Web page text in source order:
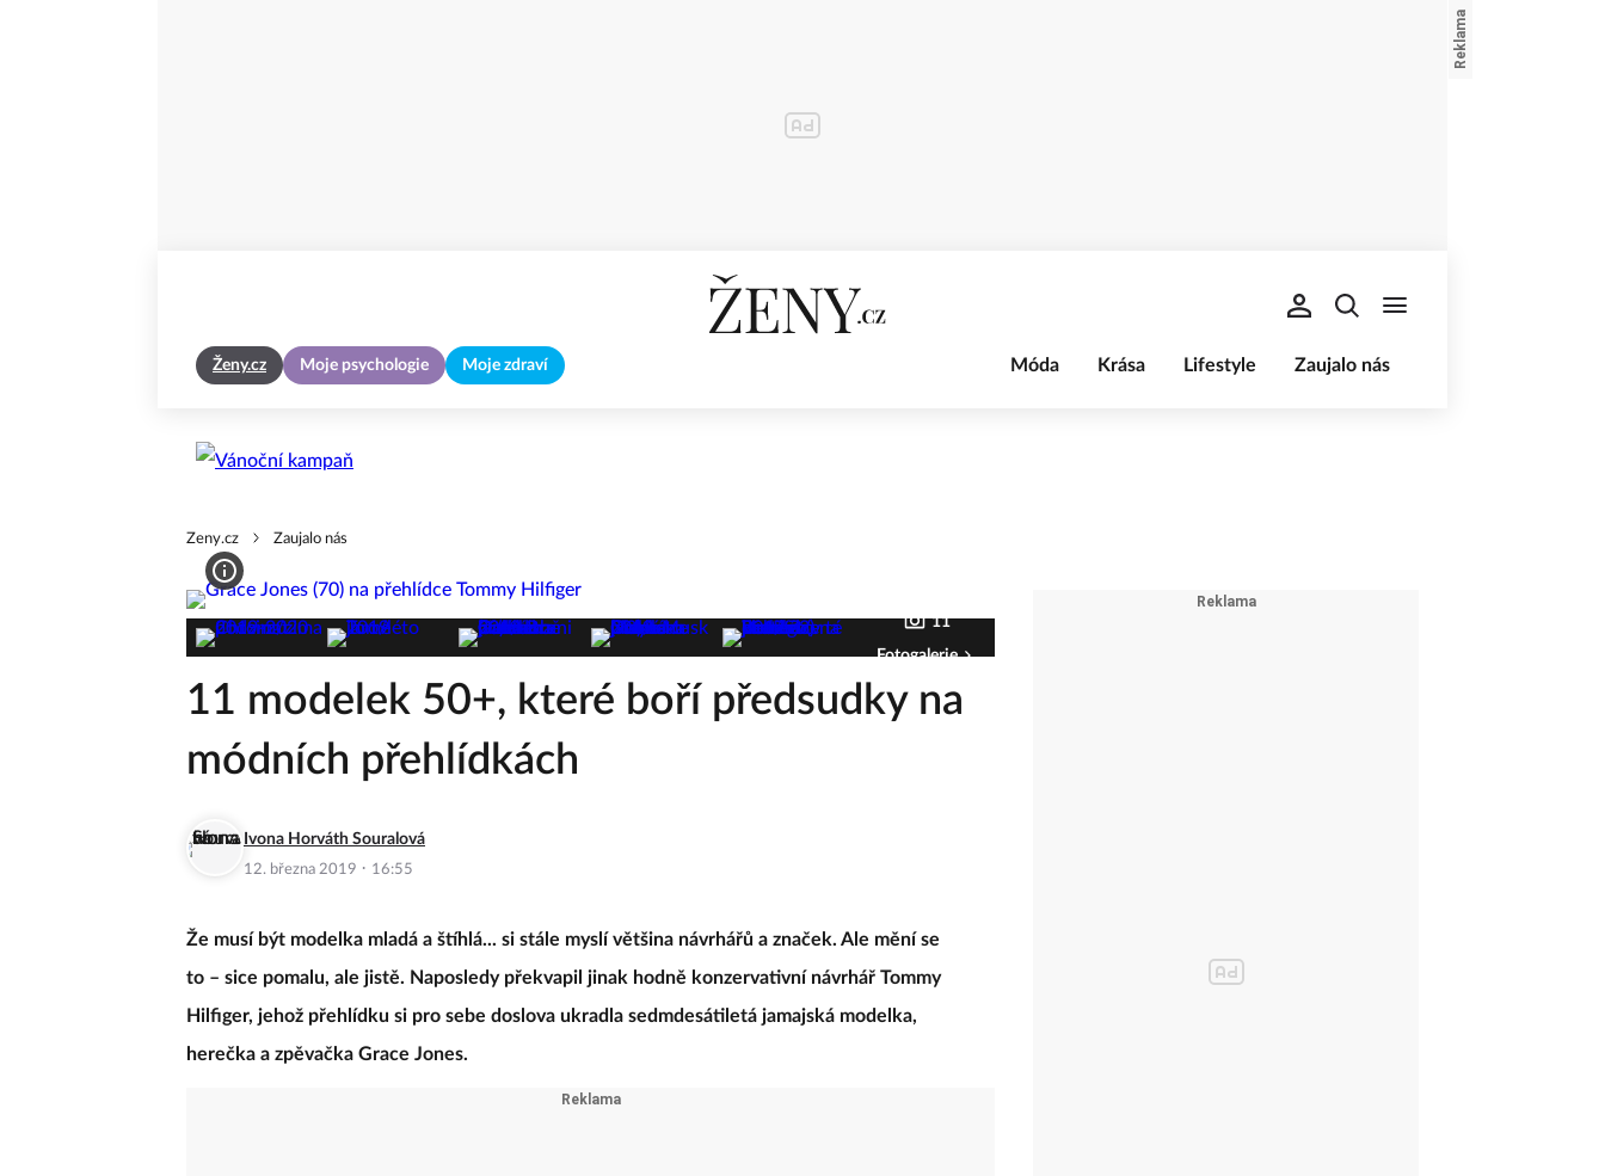
Ženy.cz Moje psychologie Moje zdraví Móda Krása Lifestyle Zaujalo nás
Zeny.cz Zaujalo nás
11
Fotogalerie
11 modelek 50+, které boří předsudky na
módních přehlídkách
Ivona Horváth Souralová
12. března 2019 · 16:55
Že musí být modelka mladá a štíhlá... si stále myslí většina návrhářů a značek. Ale mění se
to – sice pomalu, ale jistě. Naposledy překvapil jinak hodně konzervativní návrhář Tommy
Hilfiger, jehož přehlídku si pro sebe doslova ukradla sedmdesátiletá jamajská modelka,
herečka a zpěvačka Grace Jones.